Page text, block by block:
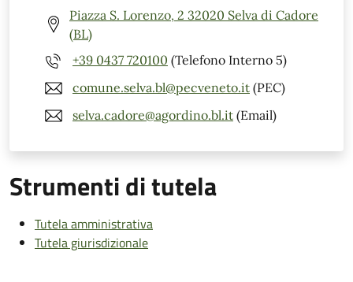
Piazza S. Lorenzo, 2 32020 Selva di Cadore
(BL)
+39 0437 720100 (Telefono Interno 5)
comune.selva.bl@pecveneto.it (PEC)
selva.cadore@agordino.bl.it (Email)
Strumenti di tutela
Tutela amministrativa
Tutela giurisdizionale